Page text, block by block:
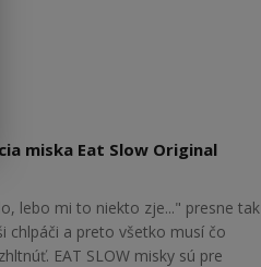
miska Eat Slow Original
lebo mi to niekto zje..." presne tak
chlpáči a preto všetko musí čo
EAT SLOW misky sú pre